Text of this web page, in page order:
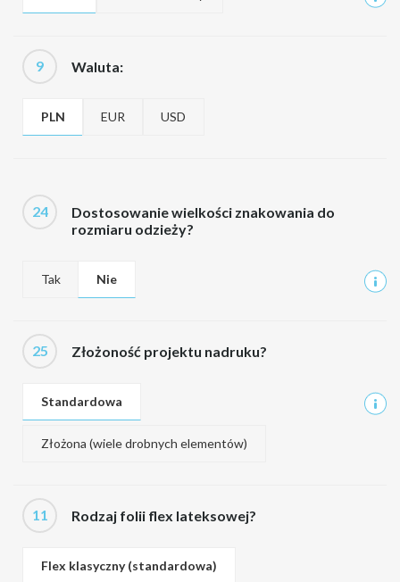
9 Waluta:
PLN EUR USD
24
Dostosowanie wielkości znakowania do
rozmiaru odzieży?
Tak Nie
25 Złożoność projektu nadruku?
Standardowa
Złożona (wiele drobnych elementów)
11 Rodzaj folii flex lateksowej?
Flex klasyczny (standardowa)